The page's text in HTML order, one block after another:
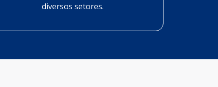
diversos setores.